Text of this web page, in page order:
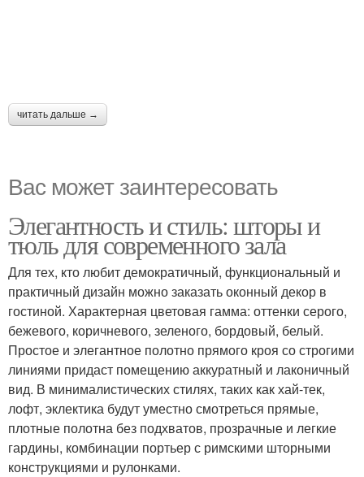
читать дальше →
Вас может заинтересовать
Элегантность и стиль: шторы и
тюль для современного зала
Для тех, кто любит демократичный, функциональный и
практичный дизайн можно заказать оконный декор в
гостиной. Характерная цветовая гамма: оттенки серого,
бежевого, коричневого, зеленого, бордовый, белый.
Простое и элегантное полотно прямого кроя со строгими
линиями придаст помещению аккуратный и лаконичный
вид. В минималистических стилях, таких как хай-тек,
лофт, эклектика будут уместно смотреться прямые,
плотные полотна без подхватов, прозрачные и легкие
гардины, комбинации портьер с римскими шторными
конструкциями и рулонками.